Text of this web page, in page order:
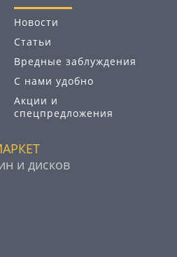
Новости
Статьи
Вредные заблуждения
С нами удобно
Акции и
спецпредложения
и дисков